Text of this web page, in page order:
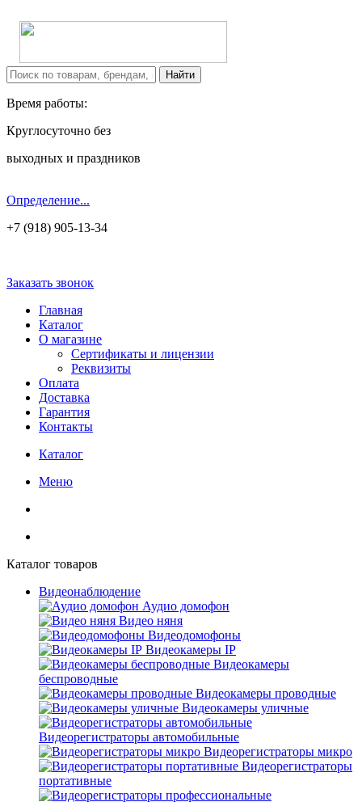
Время работы:
Круглосуточно без
выходных и праздников
Определение...
+7 (918) 905-13-34
Заказать звонок
Главная
Каталог
О магазине
Сертификаты и лицензии
Реквизиты
Оплата
Доставка
Гарантия
Контакты
Каталог
Меню
Каталог товаров
Видеонаблюдение
Аудио домофон
Видео няня
Видеодомофоны
Видеокамеры IP
Видеокамеры
беспроводные
Видеокамеры проводные
Видеокамеры уличные
Видеорегистраторы автомобильные
Видеорегистраторы микро
Видеорегистраторы
портативные